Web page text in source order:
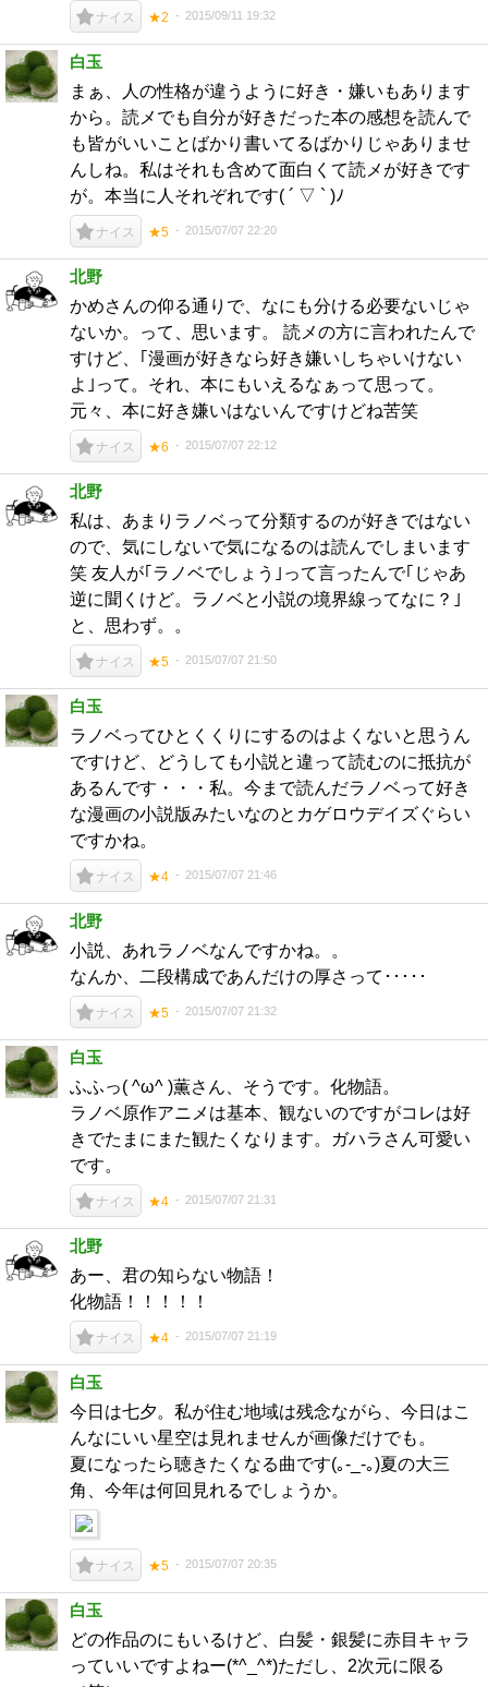
ナイス ★2 2015/09/11 19:32
白玉
まぁ、人の性格が違うように好き・嫌いもあります
から。読メでも自分が好きだった本の感想を読んで
も皆がいいことばかり書いてるばかりじゃありませ
んしね。私はそれも含めて面白くて読メが好きです
が。本当に人それぞれです( ´ ▽ ` )ﾉ
ナイス ★5 2015/07/07 22:20
北野
かめさんの仰る通りで、なにも分ける必要ないじゃ
ないか。って、思います。 読メの方に言われたんで
すけど、｢漫画が好きなら好き嫌いしちゃいけない
よ｣って。それ、本にもいえるなぁって思って。
元々、本に好き嫌いはないんですけどね苦笑
ナイス ★6 2015/07/07 22:12
北野
私は、あまりラノベって分類するのが好きではない
ので、気にしないで気になるのは読んでしまいます
笑 友人が｢ラノベでしょう｣って言ったんで｢じゃあ
逆に聞くけど。ラノベと小説の境界線ってなに？｣
と、思わず。。
ナイス ★5 2015/07/07 21:50
白玉
ラノベってひとくくりにするのはよくないと思うん
ですけど、どうしても小説と違って読むのに抵抗が
あるんです・・・私。今まで読んだラノベって好き
な漫画の小説版みたいなのとカゲロウデイズぐらい
ですかね。
ナイス ★4 2015/07/07 21:46
北野
小説、あれラノベなんですかね。。
なんか、二段構成であんだけの厚さって･････
ナイス ★5 2015/07/07 21:32
白玉
ふふっ( ^ω^ )薫さん、そうです。化物語。
ラノベ原作アニメは基本、観ないのですがコレは好
きでたまにまた観たくなります。ガハラさん可愛い
です。
ナイス ★4 2015/07/07 21:31
北野
あー、君の知らない物語！
化物語！！！！！
ナイス ★4 2015/07/07 21:19
白玉
今日は七夕。私が住む地域は残念ながら、今日はこ
んなにいい星空は見れませんが画像だけでも。
夏になったら聴きたくなる曲です(｡-_-｡)夏の大三
角、今年は何回見れるでしょうか。
ナイス ★5 2015/07/07 20:35
白玉
どの作品のにもいるけど、白髪・銀髪に赤目キャラ
っていいですよねー(*^_^*)ただし、2次元に限る